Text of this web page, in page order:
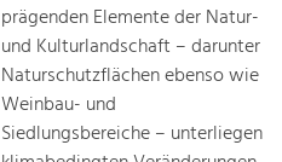
prägenden Elemente der Natur-
und Kulturlandschaft – darunter
Naturschutzflächen ebenso wie
Weinbau- und
Siedlungsbereiche – unterliegen